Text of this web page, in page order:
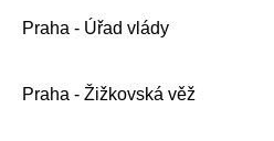
Praha - Úřad vlády
Praha - Žižkovská věž